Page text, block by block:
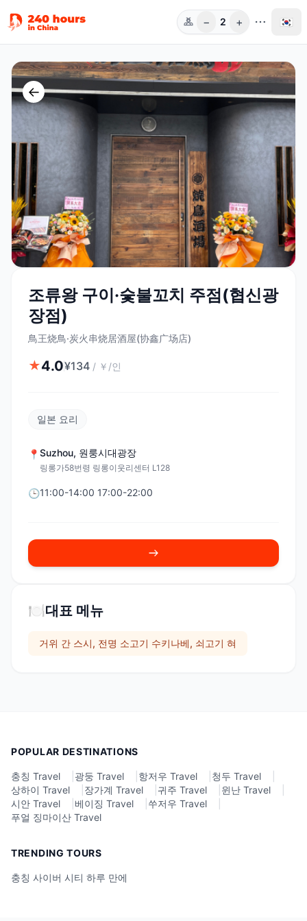
인원
− 2 + 🇰🇷
←
조류왕 구이·숯불꼬치 주점(협신광
장점)
鳥王烧鳥·炭火串烧居酒屋(协鑫广场店)
★4.0¥134 / ￥/인
일본 요리
📍 Suzhou, 원룽시대광장
링롱가58번령 링롱이웃리센터 L128
🕒11:00-14:00 17:00-22:00
🍽️대표 메뉴
거위 간 스시, 전명 소고기 수키나베, 쇠고기 혀
POPULAR DESTINATIONS
충칭 Travel 광둥 Travel 항저우 Travel 청두 Travel
상하이 Travel
장가계 Travel 귀주 Travel 윈난 Travel
시안 Travel
베이징 Travel 쑤저우 Travel
푸얼 징마이산 Travel
TRENDING TOURS
충칭 사이버 시티 하루 만에